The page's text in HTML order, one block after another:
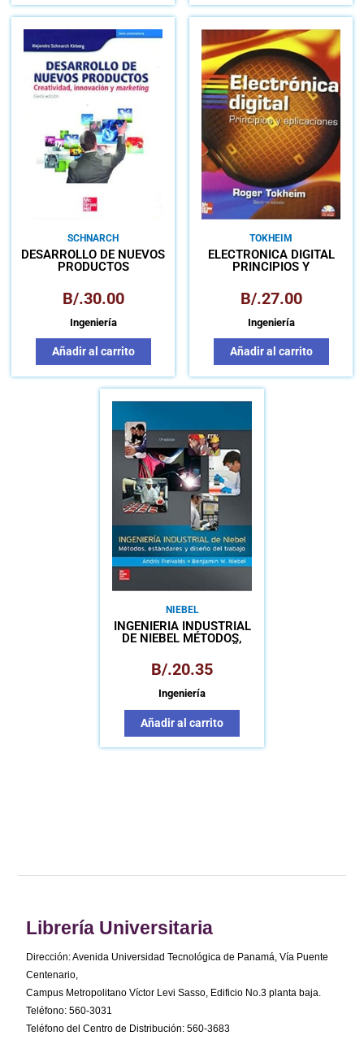
SCHNARCH
DESARROLLO DE NUEVOS
PRODUCTOS
INNOVACIÓN Y
MARKETING
B/.30.00
Ingeniería
Añadir al carrito
TOKHEIM
ELECTRÓNICA DIGITAL
PRINCIPIOS Y
B/.27.00
Ingeniería
Añadir al carrito
NIEBEL
INGENIERÍA INDUSTRIAL
DE NIEBEL MÉTODOS,
DEL TRABAJO
B/.20.35
Ingeniería
Añadir al carrito
Librería Universitaria
Dirección: Avenida Universidad Tecnológica de Panamá, Vía Puente
Centenario,
Campus Metropolitano Víctor Levi Sasso, Edificio No.3 planta baja.
Teléfono: 560-3031
Teléfono del Centro de Distribución: 560-3683